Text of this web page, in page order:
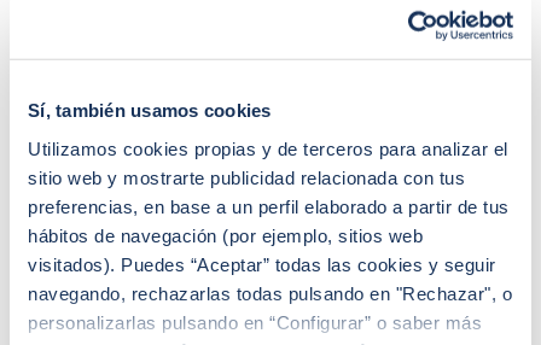
Sí, también usamos cookies
Utilizamos cookies propias y de terceros para analizar el
sitio web y mostrarte publicidad relacionada con tus
preferencias, en base a un perfil elaborado a partir de tus
hábitos de navegación (por ejemplo, sitios web
visitados). Puedes “Aceptar” todas las cookies y seguir
navegando, rechazarlas todas pulsando en "Rechazar", o
personalizarlas pulsando en “Configurar” o saber más
Buenas! Mi pareja y yo firmamos la compraventa de un piso el
pasado 19 de junio. El banco nos ha «obligado» a coger un
en acogernos al derecho de desistimiento antes de los 30 días.
Sandra Escudero Ruiz
¿Buscas hipoteca?
Te ayudo a conseguir las mejores condiciones para